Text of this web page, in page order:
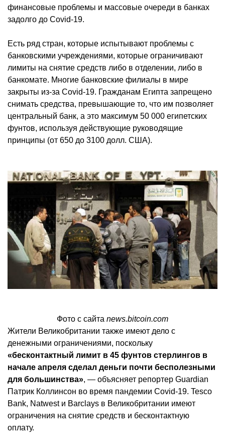
финансовые проблемы и массовые очереди в банках
задолго до Covid-19.
Есть ряд стран, которые испытывают проблемы с
банковскими учреждениями, которые ограничивают
лимиты на снятие средств либо в отделении, либо в
банкомате. Многие банковские филиалы в мире
закрыты из-за Covid-19. Гражданам Египта запрещено
снимать средства, превышающие то, что им позволяет
центральный банк, а это максимум 50 000 египетских
фунтов, используя действующие руководящие
принципы (от 650 до 3100 долл. США).
Фото с сайта news.bitcoin.com
Жители Великобритании также имеют дело с
денежными ограничениями, поскольку
«бесконтактный лимит в 45 фунтов стерлингов в
начале апреля сделал деньги почти бесполезными
для большинства», — объясняет репортер Guardian
Патрик Коллинсон во время пандемии Covid-19. Tesco
Bank, Natwest и Barclays в Великобритании имеют
ограничения на снятие средств и бесконтактную
оплату.